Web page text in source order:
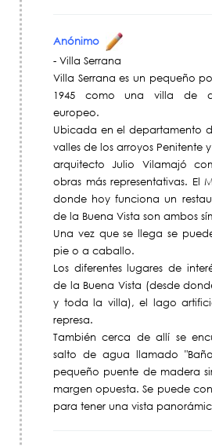
Anónimo
- Villa Serrana
Villa Serrana es un pequeño
1945 como una villa de
europeo.
Ubicada en el departamento
valles de los arroyos Penitente
arquitecto Julio Vilamajó
obras más representativas. El
donde hoy funciona un
de la Buena Vista son ambos
Una vez que se llega se
pie o a caballo.
Los diferentes lugares de
de la Buena Vista (desde
y toda la villa), el lago
represa.
También cerca de allí se
salto de agua llamado
pequeño puente de madera
margen opuesta. Se puede
para tener una vista